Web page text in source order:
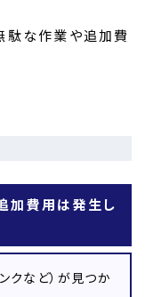
駄な作業や追加費
加費用は発生し
クなど）が見つか